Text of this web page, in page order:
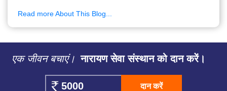
Read more About This Blog...
एक जीवन बचाएं। नारायण सेवा संस्थान को दान करें।
दान करें